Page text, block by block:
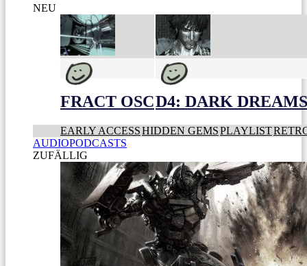
NEU
FRACT OSCD4: DARK
EARLY ACCESSHIDDEN GEMSPLAYLIST
AUDIOPODCASTS
ZUFÄLLIG